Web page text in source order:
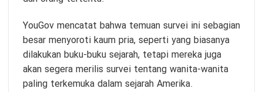
YouGov mencatat bahwa temuan survei ini sebagian
besar menyoroti kaum pria, seperti yang biasanya
dilakukan buku-buku sejarah, tetapi mereka juga
akan segera merilis survei tentang wanita-wanita
paling terkemuka dalam sejarah Amerika.